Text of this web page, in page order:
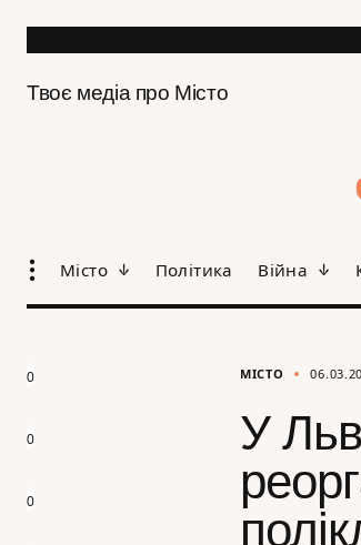
Твоє медіа про Місто
Місто Політика Війна
МІСТО
У
0
0
0